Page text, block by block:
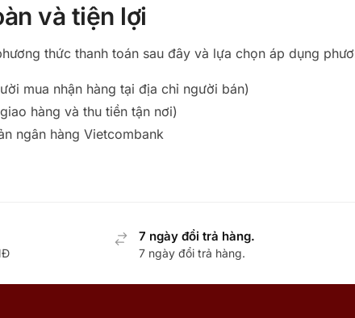
và tiện lợi
thức thanh toán sau đây và lựa chọn áp dụng
mua nhận hàng tại địa chỉ người bán)
hàng và thu tiền tận nơi)
ngân hàng Vietcombank
7 ngày đổi trả hàng.
7 ngày đổi trả hàng.